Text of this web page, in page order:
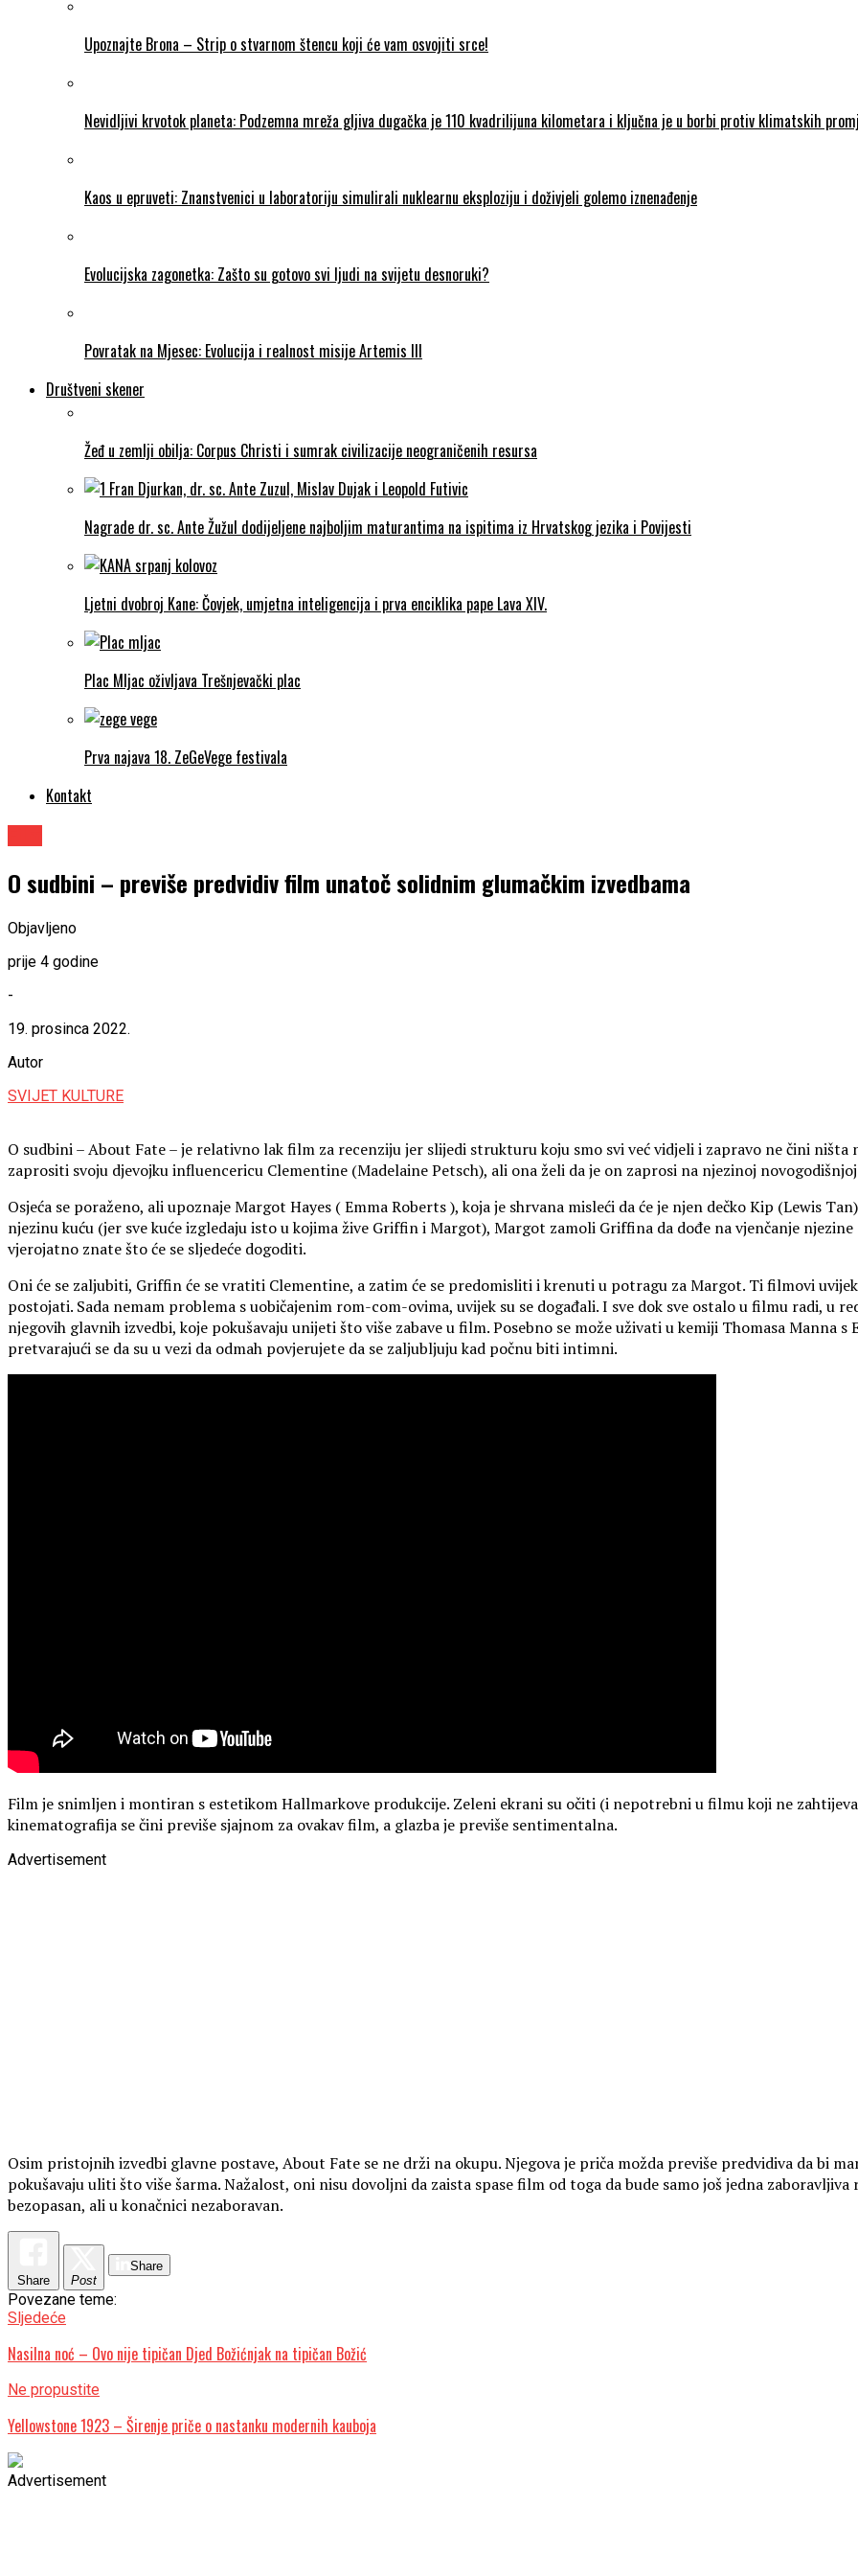
Upoznajte Brona – Strip o stvarnom štencu koji će vam osvojiti srce!
Nevidljivi krvotok planeta: Podzemna mreža gljiva dugačka je 110 kvadrilijuna kilometara i ključna je u borbi protiv klimatskih
Kaos u epruveti: Znanstvenici u laboratoriju simulirali nuklearnu eksploziju i doživjeli golemo iznenađenje
Evolucijska zagonetka: Zašto su gotovo svi ljudi na svijetu desnoruki?
Povratak na Mjesec: Evolucija i realnost misije Artemis III
Društveni skener
Žeđ u zemlji obilja: Corpus Christi i sumrak civilizacije neograničenih resursa
Nagrade dr. sc. Ante Žužul dodijeljene najboljim maturantima na ispitima iz Hrvatskog jezika i Povijesti
Ljetni dvobroj Kane: Čovjek, umjetna inteligencija i prva enciklika pape Lava XIV.
Plac Mljac oživljava Trešnjevački plac
Prva najava 18. ZeGeVege festivala
Kontakt
O sudbini – previše predvidiv film unatoč solidnim glumačkim izvedbama
Objavljeno
prije 4 godine
-
19. prosinca 2022.
Autor
SVIJET KULTURE
O sudbini – About Fate – je relativno lak film za recenziju jer slijedi strukturu koju smo svi već vidjeli i zapravo ne čini
zaprositi svoju djevojku influencericu Clementine (Madelaine Petsch), ali ona želi da je on zaprosi na njezinoj
Osjeća se poraženo, ali upoznaje Margot Hayes ( Emma Roberts ), koja je shrvana misleći da će je njen dečko Kip (Lewis
njezinu kuću (jer sve kuće izgledaju isto u kojima žive Griffin i Margot), Margot zamoli Griffina da dođe na vjenčanje
vjerojatno znate što će se sljedeće dogoditi.
Oni će se zaljubiti, Griffin će se vratiti Clementine, a zatim će se predomisliti i krenuti u potragu za Margot. Ti filmovi
postojati. Sada nemam problema s uobičajenim rom-com-ovima, uvijek su se događali. I sve dok sve ostalo u filmu radi, u
njegovih glavnih izvedbi, koje pokušavaju unijeti što više zabave u film. Posebno se može uživati u kemiji Thomasa Manna
pretvarajući se da su u vezi da odmah povjerujete da se zaljubljuju kad počnu biti intimni.
Film je snimljen i montiran s estetikom Hallmarkove produkcije. Zeleni ekrani su očiti (i nepotrebni u filmu koji ne
kinematografija se čini previše sjajnom za ovakav film, a glazba je previše sentimentalna.
Advertisement
Osim pristojnih izvedbi glavne postave, About Fate se ne drži na okupu. Njegova je priča možda previše predvidiva da bi
pokušavaju uliti što više šarma. Nažalost, oni nisu dovoljni da zaista spase film od toga da bude samo još jedna
bezopasan, ali u konačnici nezaboravan.
Share Post
Share
Povezane teme:
Sljedeće
Nasilna noć – Ovo nije tipičan Djed Božićnjak na tipičan Božić
Ne propustite
Yellowstone 1923 – Širenje priče o nastanku modernih kauboja
Advertisement